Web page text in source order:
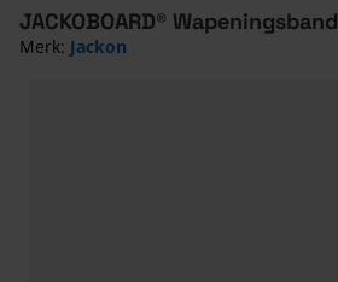
JACKOBOARD® Wapeningsband
Merk: Jackon